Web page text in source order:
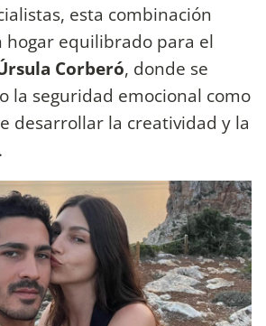
esta combinación
hogar equilibrado para el
Corberó, donde se
la seguridad emocional como
desarrollar la creatividad y la